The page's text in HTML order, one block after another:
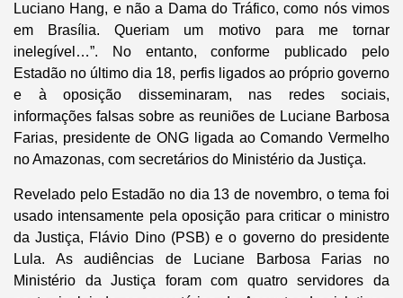
Luciano Hang, e não a Dama do Tráfico, como nós vimos
em Brasília. Queriam um motivo para me tornar
inelegível…”. No entanto, conforme publicado pelo
Estadão no último dia 18, perfis ligados ao próprio governo
e à oposição disseminaram, nas redes sociais,
informações falsas sobre as reuniões de Luciane Barbosa
Farias, presidente de ONG ligada ao Comando Vermelho
no Amazonas, com secretários do Ministério da Justiça.
Revelado pelo Estadão no dia 13 de novembro, o tema foi
usado intensamente pela oposição para criticar o ministro
da Justiça, Flávio Dino (PSB) e o governo do presidente
Lula. As audiências de Luciane Barbosa Farias no
Ministério da Justiça foram com quatro servidores da